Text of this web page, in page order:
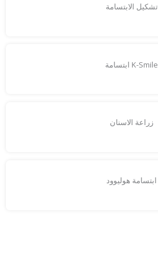
تشكيل الابتسامة
K-Smile ابتسامة
زراعة الاسنان
ابتسامة هوليوود